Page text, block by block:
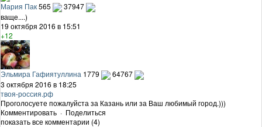
Мария Пак565
37947
ваще....)
19 октября 2016 в 15:51
+12
Эльмира Гафиятуллина 1779
64767
3 октября 2016 в 18:25
твоя-россия.рф
Проголосуете пожалуйста за Казань или за Ваш любимый город.)))
Комментировать · Поделиться
показать все комментарии (4)